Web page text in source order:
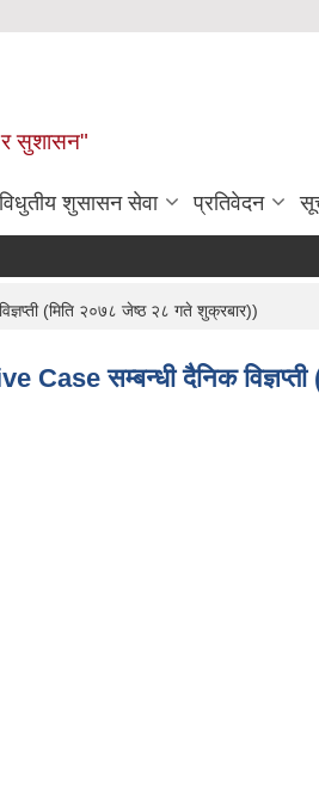
र सुशासन"
विधुतीय शुसासन सेवा प्रतिवेदन
(मिति २०७८ जेष्ठ २८ गते शुक्रबार))
Case सम्बन्धी दैनिक